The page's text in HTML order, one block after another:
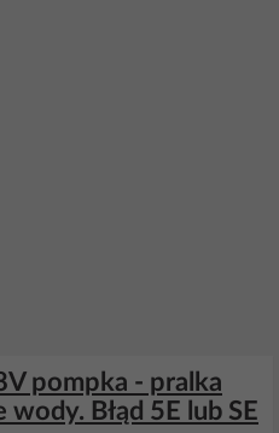
pompka - pralka
Błąd 5E lub SE